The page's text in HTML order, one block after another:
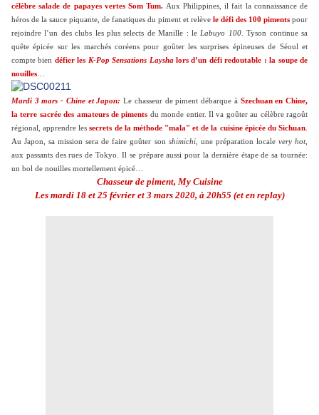
célèbre salade de papayes vertes Som Tum. Aux Philippines, il fait la connaissance de
héros de la sauce piquante, de fanatiques du piment et relève le défi des 100 piments pour
rejoindre l’un des clubs les plus selects de Manille : le Labuyo 100. Tyson continue sa
quête épicée sur les marchés coréens pour goûter les surprises épineuses de Séoul et
compte bien défier les K-Pop Sensations Layshalors d’un défi redoutable : la soupe de
nouilles
Mardi 3 mars - Chine et Japon: Le chasseur de piment débarque à Szechuan en Chine,
la terre sacrée des amateurs de piments du monde entier. Il va goûter au célèbre ragoût
régional, apprendre lessecrets de la méthode "mala" et de la cuisine épicée du Sichuan
Au Japon, sa mission sera de faire goûter son shimichi, une préparation locale very hot
aux passants des rues de Tokyo. Il se prépare aussipour la dernière étape de sa tournée:
un bol de nouilles mortellement épicé…
Chasseur de piment,My Cuisine
Les mardi 18 et 25 février et 3 mars 2020, à 20h55 (et en replay)